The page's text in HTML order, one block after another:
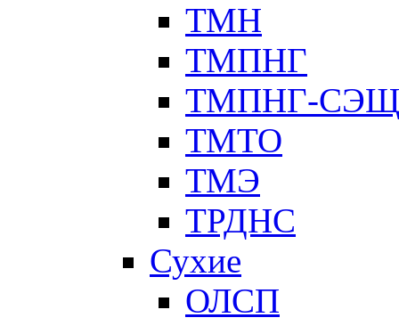
ТМН
ТМПНГ
ТМПНГ-СЭЩ
ТМТО
ТМЭ
ТРДНС
Сухие
ОЛСП